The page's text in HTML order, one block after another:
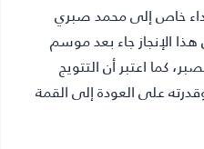
خاص إلى محمد صبري
الإنجاز جاء بعد موسم
كما اعتبر أن التتويج
على العودة إلى القمة